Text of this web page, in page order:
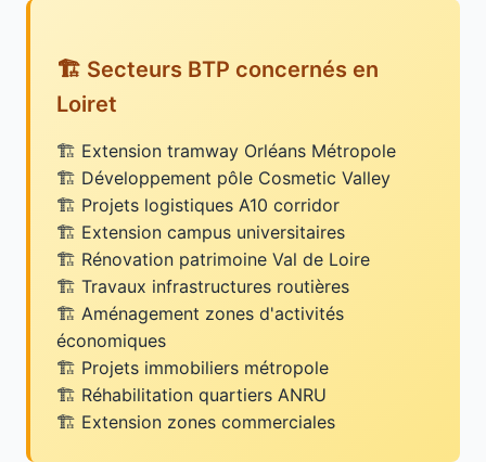
🏗️ Secteurs BTP concernés en
Loiret
Extension tramway Orléans Métropole
Développement pôle Cosmetic Valley
Projets logistiques A10 corridor
Extension campus universitaires
Rénovation patrimoine Val de Loire
Travaux infrastructures routières
Aménagement zones d'activités
économiques
Projets immobiliers métropole
Réhabilitation quartiers ANRU
Extension zones commerciales